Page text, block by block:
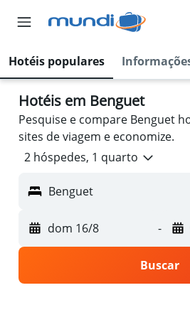
Hotéis populares
Hotéis em Benguet
Pesquise e compare Benguet
sites de viagem e economize.
2 hóspedes, 1 quarto
Benguet
dom 16/8 -
Buscar